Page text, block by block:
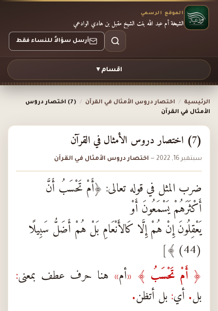
الموقع الرسمي
الشيخة أم عبد الله بنت الشيخ مقبل بن هادي الوادعي
أرسل سؤالاً للنساء فقط
اقسام ▾
الرئيسية / اختصار دروس الأمثال في القرآن /
(7) اختصار دروس
الأمثال في القرآن
(7) اختصار دروس الأمثال في القرآن
سبتمبر 16, 2022 — اختصار دروس الأمثال في القرآن
ضرب المثل في قوله تعالى: ﴿أَمْ تَحْسَبُ أَنَّ
أَكْثَرَهُمْ يَسْمَعُونَ أَوْ
يَعْقِلُونَ إِنْ هُمْ إِلَّا كَالأَنْعَامِ بَلْ هُمْ أَضَلُّ سَبِيلًا
(44) ﴾]
﴿ أَمْ تَحْسَبُ ﴾ «أم» هنا حرف عطف بمعنى:
بل.أي: بل أتظن.